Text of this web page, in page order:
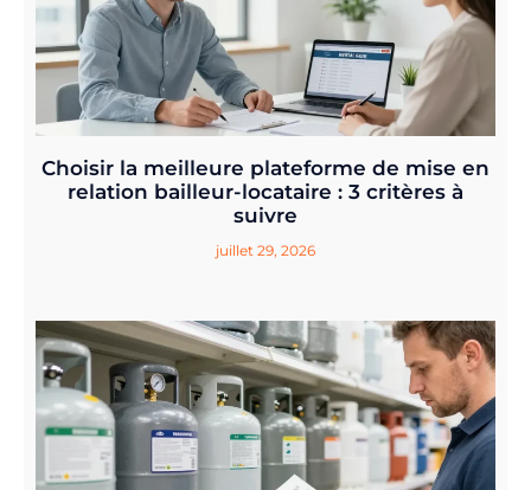
Choisir la meilleure plateforme de mise en
relation bailleur-locataire : 3 critères à
suivre
juillet 29, 2026